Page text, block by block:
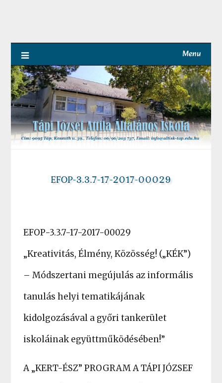
Menu
EFOP-3.3.7-17-2017-00029
EFOP-3.3.7-17-2017-00029
„Kreativitás, Élmény, Közösség! („KÉK”)
– Módszertani megújulás az informális
tanulás helyi tematikájának
kidolgozásával a győri tankerület
iskoláinak együttműködésében!”
A „KERT-ÉSZ” PROGRAM A TÁPI JÓZSEF